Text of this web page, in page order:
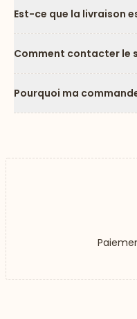
Est-ce que la livraison
Comment contacter le
Pourquoi ma